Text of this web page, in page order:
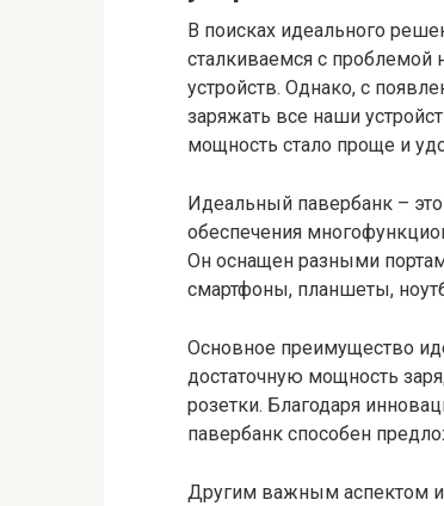
В поисках идеального
сталкиваемся с проблемой
устройств. Однако, с
заряжать все наши
мощность стало проще и
Идеальный павербанк –
обеспечения
Он оснащен разными
смартфоны, планшеты,
Основное преимущество
достаточную мощность
розетки. Благодаря
павербанк способен
Другим важным аспектом